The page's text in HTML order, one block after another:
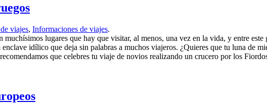
viajes, Informaciones de viajes.
muchísimos lugares que hay que visitar, al menos, una vez en la vida, y entre
idílico que deja sin palabras a muchos viajeros. ¿Quieres que tu luna de
que celebres tu viaje de novios realizando un crucero por los